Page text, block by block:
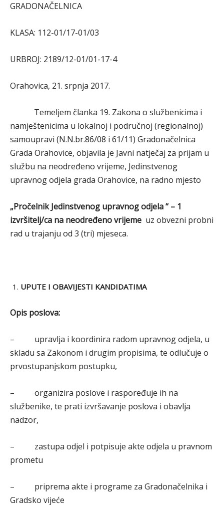
GRADONAČELNICA
KLASA: 112-01/17-01/03
URBROJ: 2189/12-01/01-17-4
Orahovica, 21. srpnja 2017.
Temeljem članka 19. Zakona o službenicima i
namještenicima u lokalnoj i područnoj (regionalnoj)
samoupravi (N.N.br.86/08 i 61/11) Gradonačelnica
Grada Orahovice, objavila je Javni natječaj za prijam u
službu na neodređeno vrijeme, Jedinstvenog
upravnog odjela grada Orahovice, na radno mjesto
„Pročelnik Jedinstvenog upravnog odjela “ – 1
izvršitelj/ca na neodređeno vrijeme uz obvezni probni
rad u trajanju od 3 (tri) mjeseca.
UPUTE I OBAVIJESTI KANDIDATIMA
Opis poslova:
– upravlja i koordinira radom upravnog odjela, u
skladu sa Zakonom i drugim propisima, te odlučuje o
prvostupanjskom postupku,
– organizira poslove i raspoređuje ih na
službenike, te prati izvršavanje poslova i obavlja
nadzor,
– zastupa odjel i potpisuje akte odjela u pravnom
prometu
– priprema akte i programe za Gradonačelnika i
Gradsko vijeće